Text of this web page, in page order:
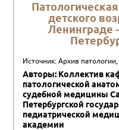
детского
Ленинграде
Источник: Архив
Авторы: Коллектив
патологической
судебной медицины
Петербургской
педиатрической
академии